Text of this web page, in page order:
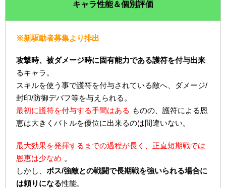
キャラ性能＆個別評価
※新駆動者募集より排出
攻撃時、被ダメージ時に固有能力である護符を付与出来
るキャラ。
スキルを使う事で護符を付与されている敵へ、ダメージ/
封印/防御デバフ等を与えられる。
最初に護符を付与する手間はある ものの、護符による恩
恵は大きくバトルを優位に出来るのは間違いない。
最大効果を発揮するまでの過程が長く、正直短期戦では
恩恵は少なめ 。
しかし、ボス/強敵との戦闘で長期戦を強いられる場合に
は頼りになる性能。